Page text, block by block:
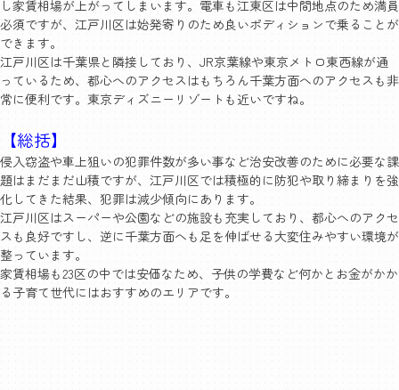
し家賃相場が上がってしまいます。電車も江東区は中間地点のため満員
必須ですが、江戸川区は始発寄りのため良いポディションで乗ることが
できます。
江戸川区は千葉県と隣接しており、JR京葉線や東京メトロ東西線が通
っているため、都心へのアクセスはもちろん千葉方面へのアクセスも非
常に便利です。東京ディズニーリゾートも近いですね。
【総括】
侵入窃盗や車上狙いの犯罪件数が多い事など治安改善のために必要な課
題はまだまだ山積ですが、江戸川区では積極的に防犯や取り締まりを強
化してきた結果、犯罪は減少傾向にあります。
江戸川区はスーパーや公園などの施設も充実しており、都心へのアクセ
スも良好ですし、逆に千葉方面へも足を伸ばせる大変住みやすい環境が
整っています。
家賃相場も23区の中では安価なため、子供の学費など何かとお金がかか
る子育て世代にはおすすめのエリアです。